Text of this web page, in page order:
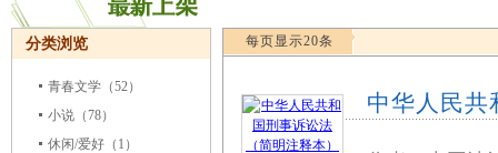
分类浏览
青春文学 （52）
小说 （78）
休闲/爱好 （1）
每页显示20条
中华人民共
浪
键